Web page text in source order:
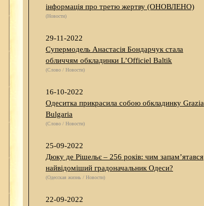
інформація про третю жертву (ОНОВЛЕНО)
(Новости)
29-11-2022
Супермодель Анастасія Бондарчук стала
обличчям обкладинки L’Officiel Baltik
(Слово / Новости)
16-10-2022
Одеситка прикрасила собою обкладинку Grazia
Bulgaria
(Слово / Новости)
25-09-2022
Дюку де Рішельє – 256 років: чим запам’ятався
найвідоміший градоначальник Одеси?
(Одесская жизнь / Новости)
22-09-2022